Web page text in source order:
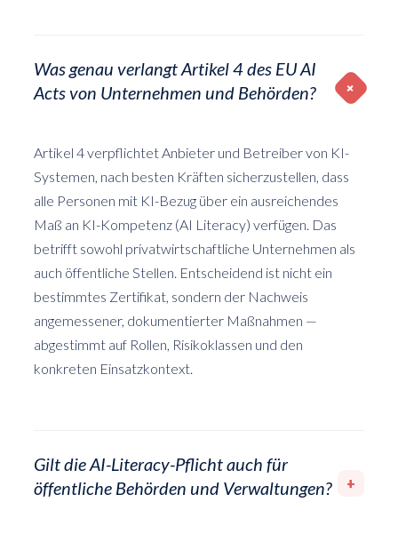
Was genau verlangt Artikel 4 des EU AI
Acts von Unternehmen und Behörden?
+
Artikel 4 verpflichtet Anbieter und Betreiber von KI-
Systemen, nach besten Kräften sicherzustellen, dass
alle Personen mit KI-Bezug über ein ausreichendes
Maß an KI-Kompetenz (AI Literacy) verfügen. Das
betrifft sowohl privatwirtschaftliche Unternehmen als
auch öffentliche Stellen. Entscheidend ist nicht ein
bestimmtes Zertifikat, sondern der Nachweis
angemessener, dokumentierter Maßnahmen —
abgestimmt auf Rollen, Risikoklassen und den
konkreten Einsatzkontext.
Gilt die AI-Literacy-Pflicht auch für
öffentliche Behörden und Verwaltungen?
+